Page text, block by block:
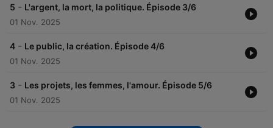
5 - L'argent, la mort, la politique. Épisode 3/6
01 Nov. 2025
4 - Le public, la création. Épisode 4/6
01 Nov. 2025
3 - Les projets, les femmes, l'amour. Épisode 5/6
01 Nov. 2025